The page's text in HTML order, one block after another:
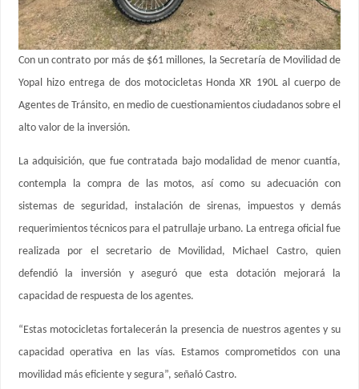
Con un contrato por más de $61 millones, la Secretaría de Movilidad de
Yopal hizo entrega de dos motocicletas Honda XR 190L al cuerpo de
Agentes de Tránsito, en medio de cuestionamientos ciudadanos sobre el
alto valor de la inversión.
La adquisición, que fue contratada bajo modalidad de menor cuantía,
contempla la compra de las motos, así como su adecuación con
sistemas de seguridad, instalación de sirenas, impuestos y demás
requerimientos técnicos para el patrullaje urbano. La entrega oficial fue
realizada por el secretario de Movilidad, Michael Castro, quien
defendió la inversión y aseguró que esta dotación mejorará la
capacidad de respuesta de los agentes.
“Estas motocicletas fortalecerán la presencia de nuestros agentes y su
capacidad operativa en las vías. Estamos comprometidos con una
movilidad más eficiente y segura”, señaló Castro.